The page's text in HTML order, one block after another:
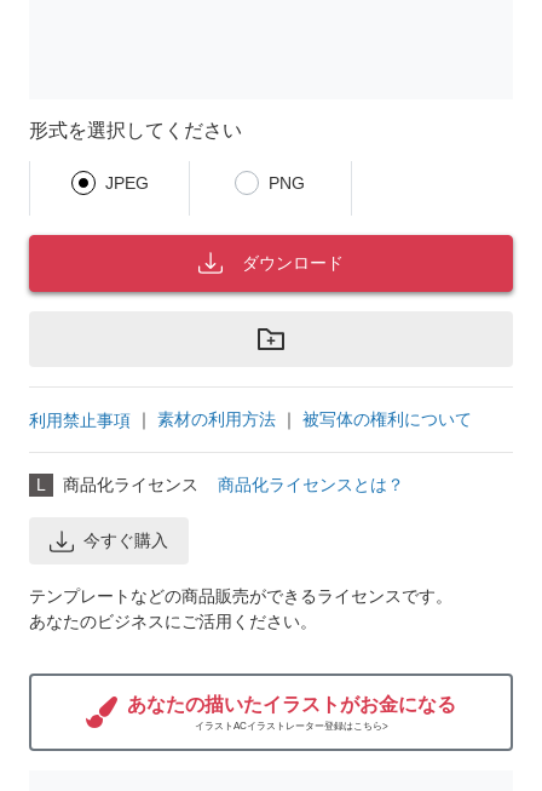
形式を選択してください
JPEG PNG
ダウンロード
利用禁止事項 ｜ 素材の利用方法 ｜ 被写体の権利について
L 商品化ライセンス 商品化ライセンスとは？
今すぐ購入
テンプレートなどの商品販売ができるライセンスです。
あなたのビジネスにご活用ください。
あなたの描いたイラストがお金になる
イラストACイラストレーター登録はこちら>